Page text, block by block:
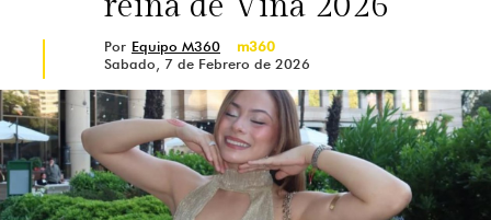
Por Equipo M360
m360
Sabado, 7 de Febrero de 2026